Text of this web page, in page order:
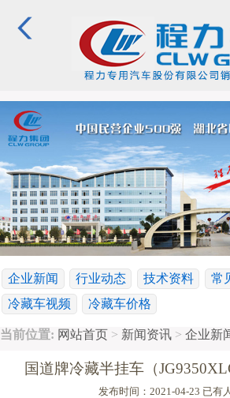
企业新闻 行业动态 技术资料
常
冷藏车视频
冷藏车价格
当前位置: 网站首页 > 新闻资讯 > 企业新
国道牌冷藏半挂车（
发布时间：2021-04-23 已有